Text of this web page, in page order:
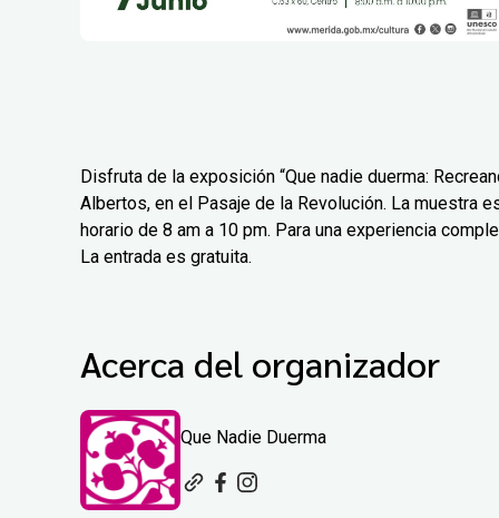
Disfruta de la exposición “Que nadie duerma:
Albertos, en el Pasaje de la Revolución. La muestra
horario de 8 am a 10 pm. Para una experiencia
La entrada es gratuita.
Acerca del organizador
Que Nadie Duerma